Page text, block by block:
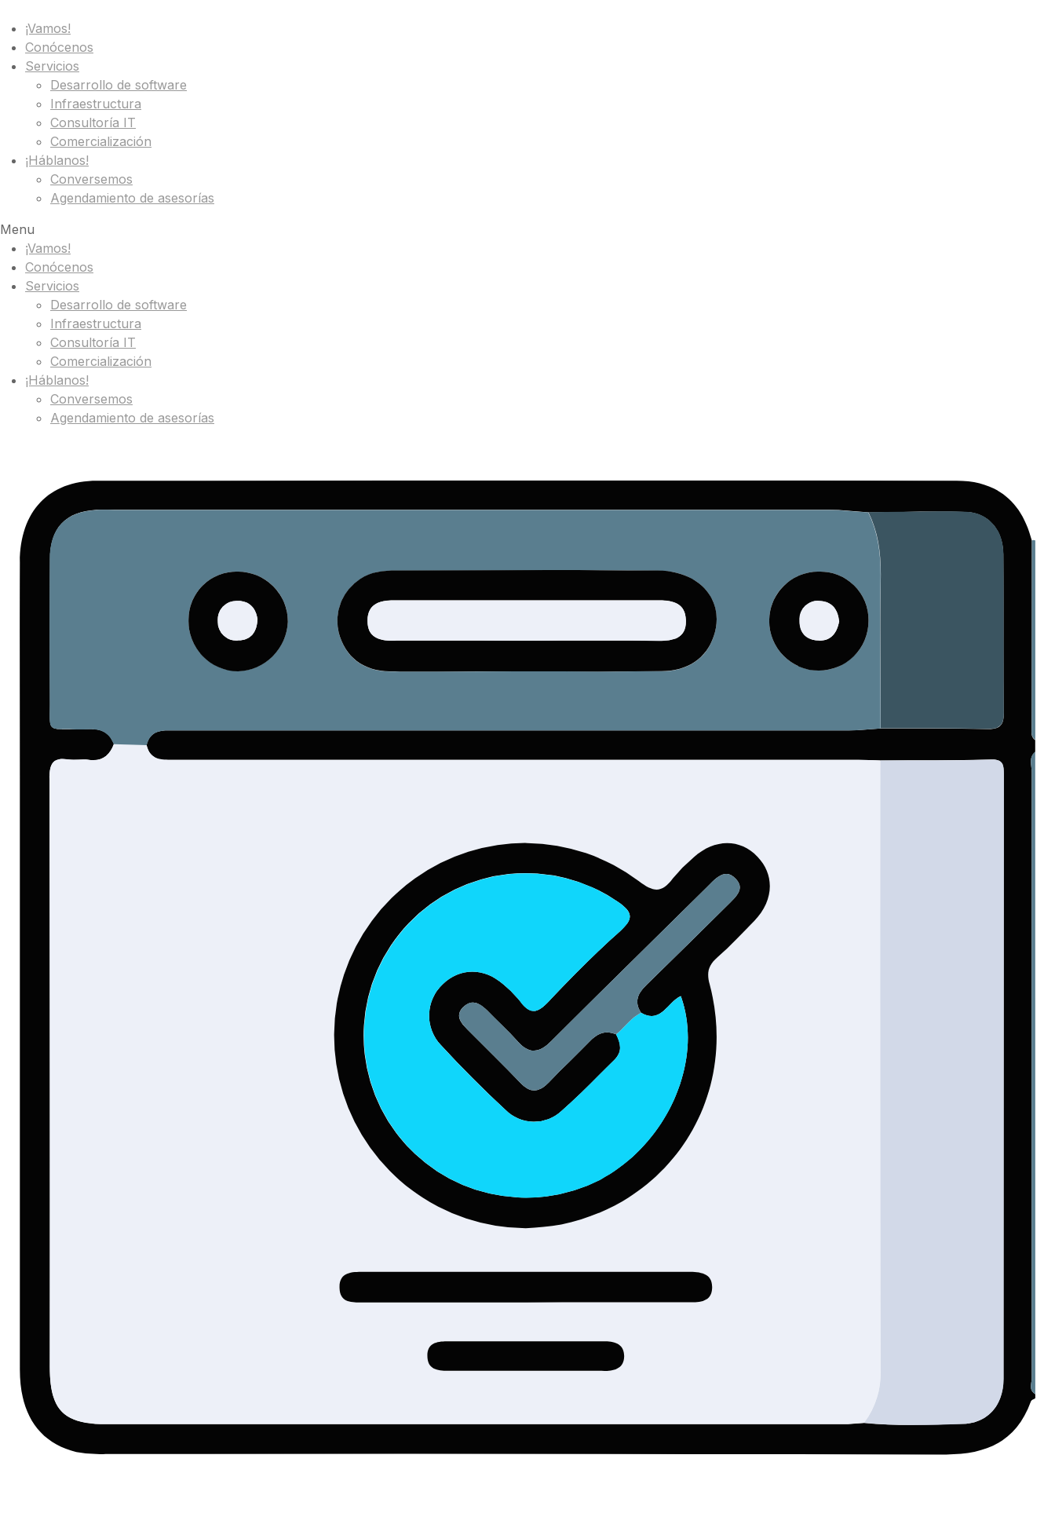
¡Vamos!
Conócenos
Servicios
Desarrollo de software
Infraestructura
Consultoría IT
Comercialización
¡Háblanos!
Conversemos
Agendamiento de asesorías
Menu
¡Vamos!
Conócenos
Servicios
Desarrollo de software
Infraestructura
Consultoría IT
Comercialización
¡Háblanos!
Conversemos
Agendamiento de asesorías